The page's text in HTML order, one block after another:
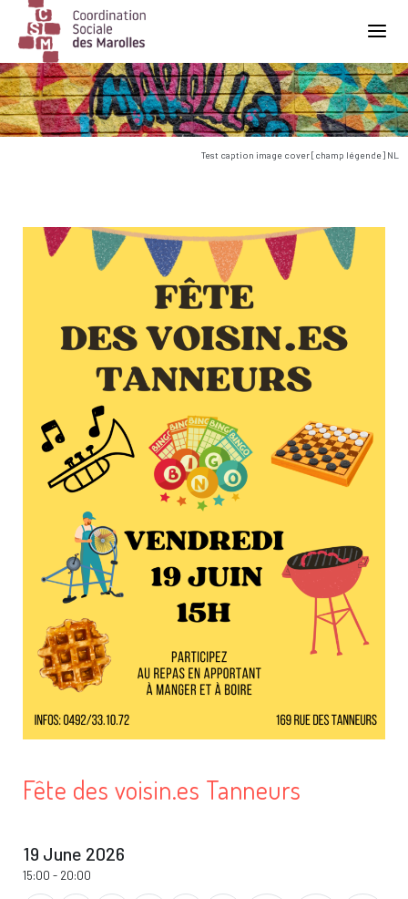
Main Navigation
Test caption image cover [champ légende] NL
Fête des voisin.es Tanneurs
19 June 2026
15:00 - 20:00